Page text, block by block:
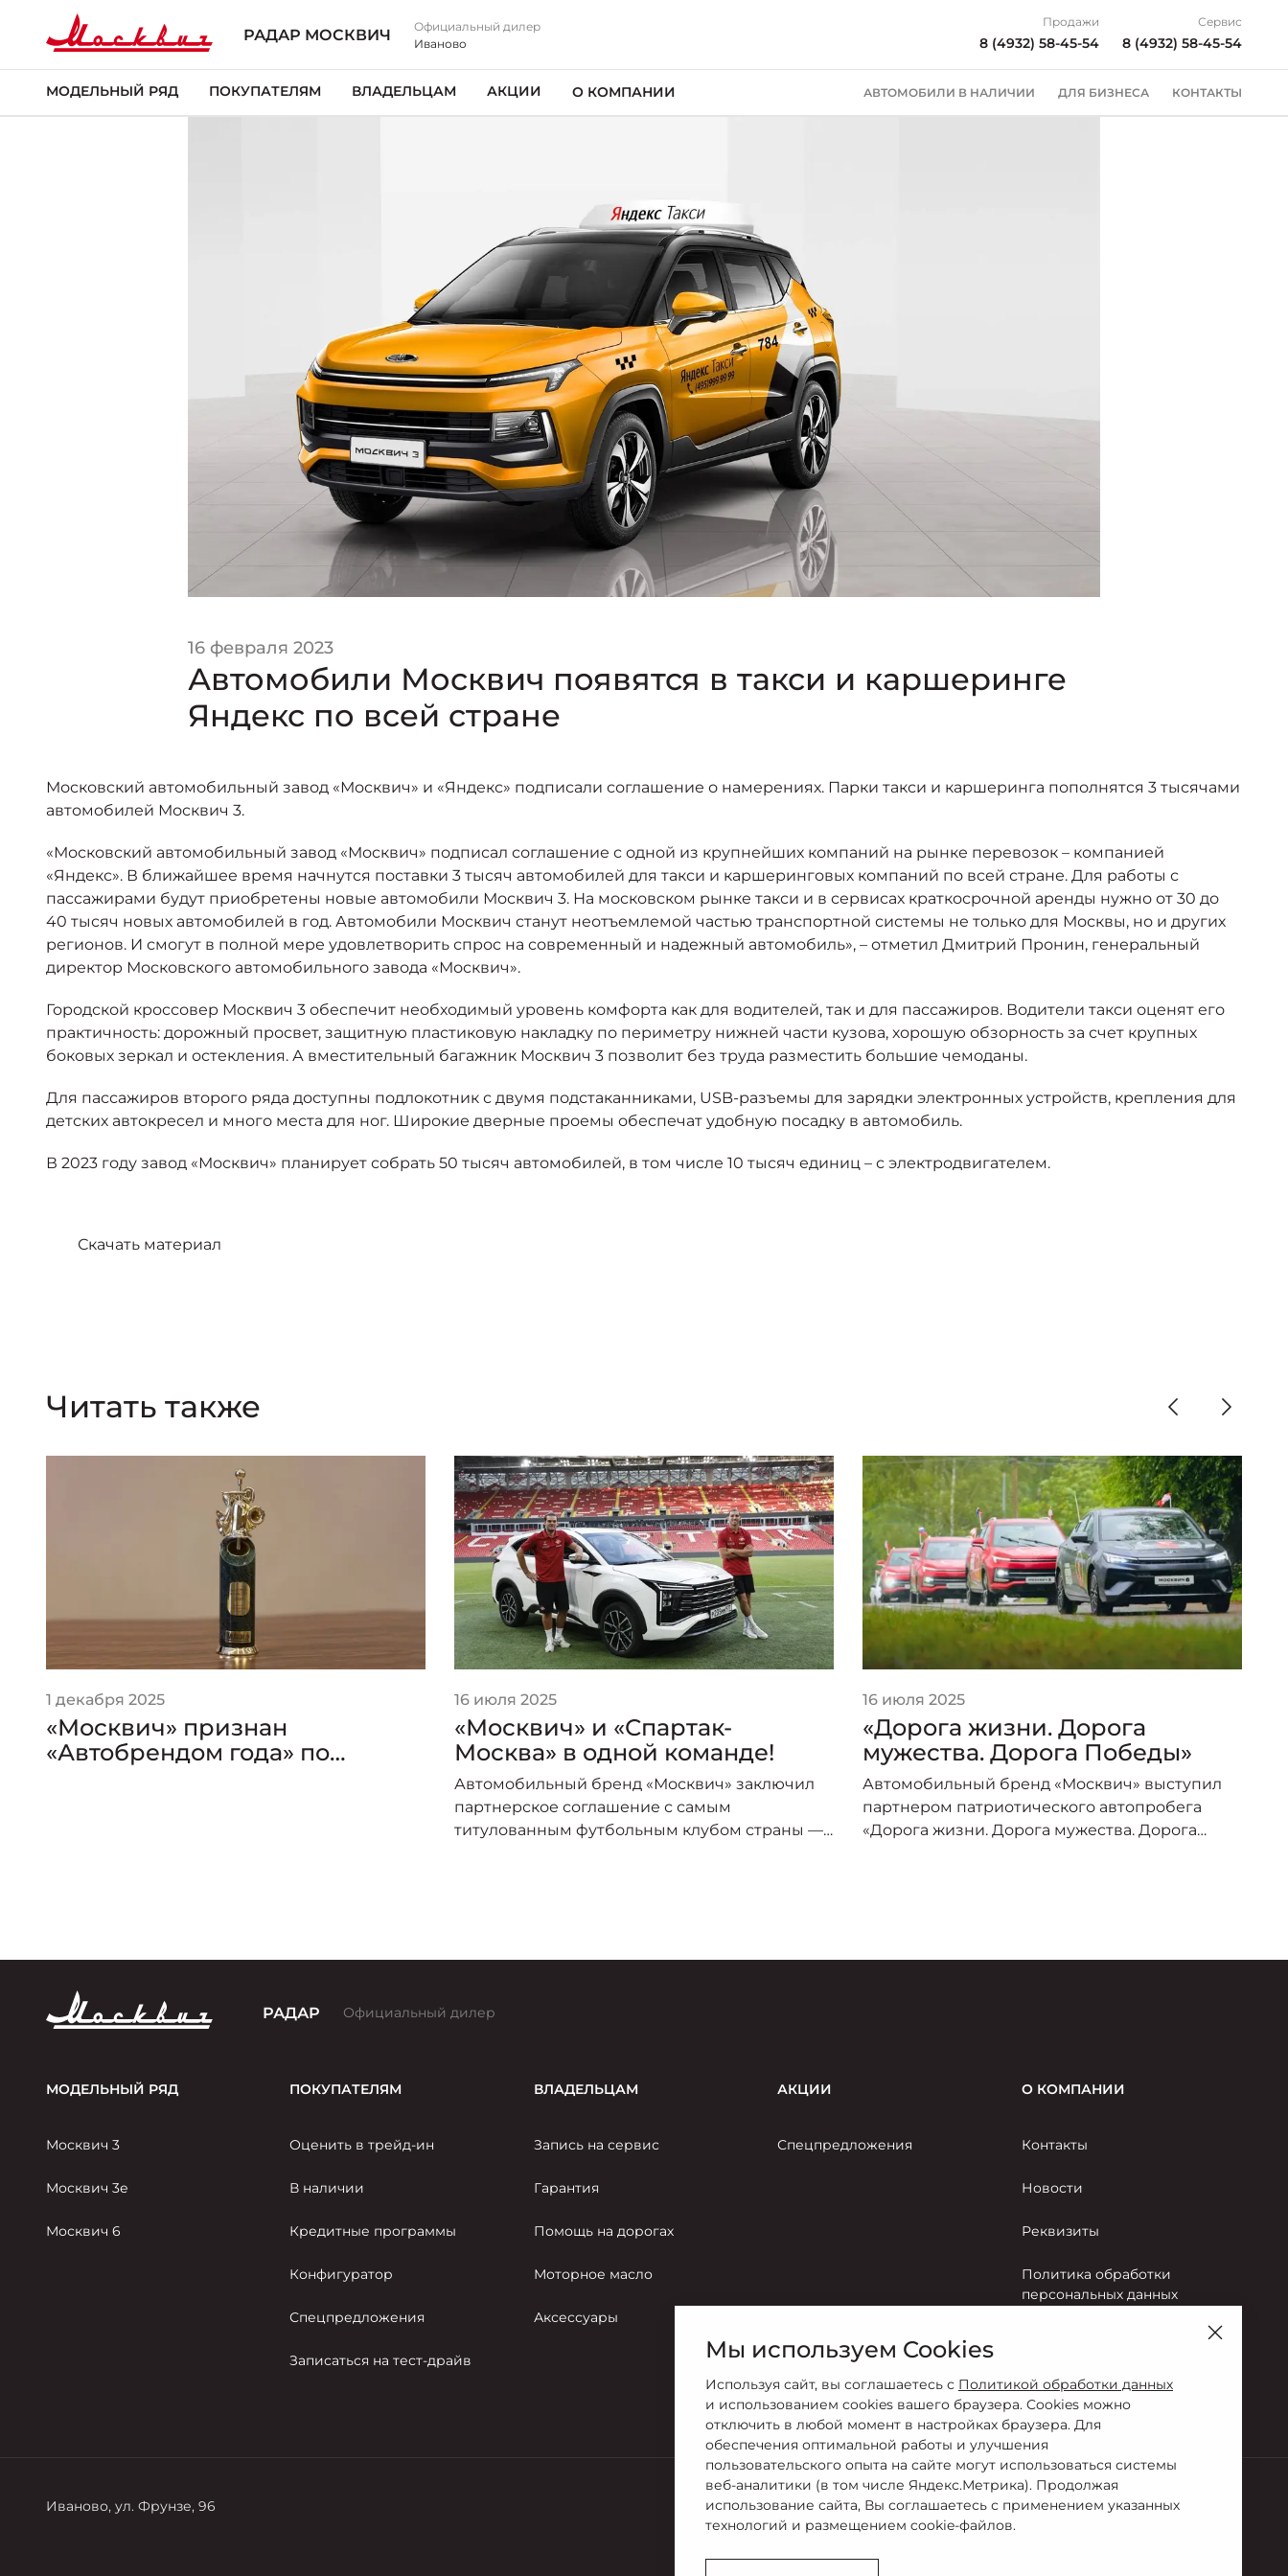
РАДАР МОСКВИЧ
Официальный дилер
Иваново
Продажи
8 (4932) 58-45-54
Сервис
8 (4932) 58-45-54
МОДЕЛЬНЫЙ РЯД ПОКУПАТЕЛЯМ ВЛАДЕЛЬЦАМ АКЦИИ О КОМПАНИИ АВТОМОБИЛИ В НАЛИЧИИ ДЛЯ БИЗНЕСА КОНТАКТЫ
16 февраля 2023
Автомобили Москвич появятся в такси и каршеринге
Яндекс по всей стране
Московский автомобильный завод «Москвич» и «Яндекс» подписали соглашение о намерениях. Парки такси и каршеринга пополнятся 3 тысячами
автомобилей Москвич 3.
«Московский автомобильный завод «Москвич» подписал соглашение с одной из крупнейших компаний на рынке перевозок – компанией
«Яндекс». В ближайшее время начнутся поставки 3 тысяч автомобилей для такси и каршеринговых компаний по всей стране. Для работы с
пассажирами будут приобретены новые автомобили Москвич 3. На московском рынке такси и в сервисах краткосрочной аренды нужно от 30 до
40 тысяч новых автомобилей в год. Автомобили Москвич станут неотъемлемой частью транспортной системы не только для Москвы, но и других
регионов. И смогут в полной мере удовлетворить спрос на современный и надежный автомобиль», – отметил Дмитрий Пронин, генеральный
директор Московского автомобильного завода «Москвич».
Городской кроссовер Москвич 3 обеспечит необходимый уровень комфорта как для водителей, так и для пассажиров. Водители такси оценят его
практичность: дорожный просвет, защитную пластиковую накладку по периметру нижней части кузова, хорошую обзорность за счет крупных
боковых зеркал и остекления. А вместительный багажник Москвич 3 позволит без труда разместить большие чемоданы.
Для пассажиров второго ряда доступны подлокотник с двумя подстаканниками, USB-разъемы для зарядки электронных устройств, крепления для
детских автокресел и много места для ног. Широкие дверные проемы обеспечат удобную посадку в автомобиль.
В 2023 году завод «Москвич» планирует собрать 50 тысяч автомобилей, в том числе 10 тысяч единиц – с электродвигателем.
Скачать материал
Читать также
1 декабря 2025
«Москвич» признан
«Автобрендом года» по
16 июля 2025
«Москвич» и «Спартак-
Москва» в одной команде!
Автомобильный бренд «Москвич» заключил
партнерское соглашение с самым
титулованным футбольным клубом страны —
16 июля 2025
«Дорога жизни. Дорога
мужества. Дорога Победы»
Автомобильный бренд «Москвич» выступил
партнером патриотического автопробега
«Дорога жизни. Дорога мужества. Дорога
РАДАР Официальный дилер
МОДЕЛЬНЫЙ РЯД
Москвич 3
Москвич 3е
Москвич 6
ПОКУПАТЕЛЯМ
Оценить в трейд-ин
В наличии
Кредитные программы
Конфигуратор
Спецпредложения
Записаться на тест-драйв
ВЛАДЕЛЬЦАМ
Запись на сервис
Гарантия
Помощь на дорогах
Моторное масло
Аксессуары
АКЦИИ
Спецпредложения
О КОМПАНИИ
Контакты
Новости
Реквизиты
Политика обработки
персональных данных
Правила пользования сайтом
Согласие на обработку
персональных данных
Иваново, ул. Фрунзе, 96 Продажи
8 (4932) 58-45-54
Сервис
Мы используем Cookies
Используя сайт, вы соглашаетесь с Политикой обработки данных
и использованием cookies вашего браузера. Cookies можно
отключить в любой момент в настройках браузера. Для
обеспечения оптимальной работы и улучшения
пользовательского опыта на сайте могут использоваться системы
веб-аналитики (в том числе Яндекс.Метрика). Продолжая
использование сайта, Вы соглашаетесь с применением указанных
технологий и размещением cookie-файлов.